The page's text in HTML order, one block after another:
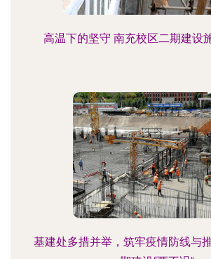
高温下的坚守 南充校区二期建设
基建处多措并举，筑牢疫情防线与